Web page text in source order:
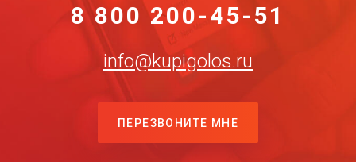
8 800 200-45-51
info@kupigolos.ru
ПЕРЕЗВОНИТЕ МНЕ